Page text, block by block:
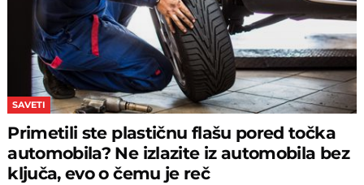
SAVETI
Primetili ste plastičnu flašu pored točka
automobila? Ne izlazite iz automobila bez
ključa, evo o čemu je reč